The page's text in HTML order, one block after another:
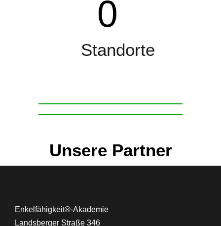
0
Standorte
Unsere Partner
Enkelfähigkeit®-Akademie
Landsberger Straße 346